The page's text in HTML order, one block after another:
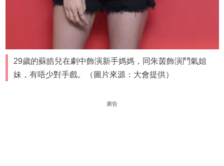
29歲的蘇皓兒在劇中飾演新手媽媽，同朱茵飾演鬥氣姐
妹，有唔少對手戲。（圖片來源：大會提供）
廣告